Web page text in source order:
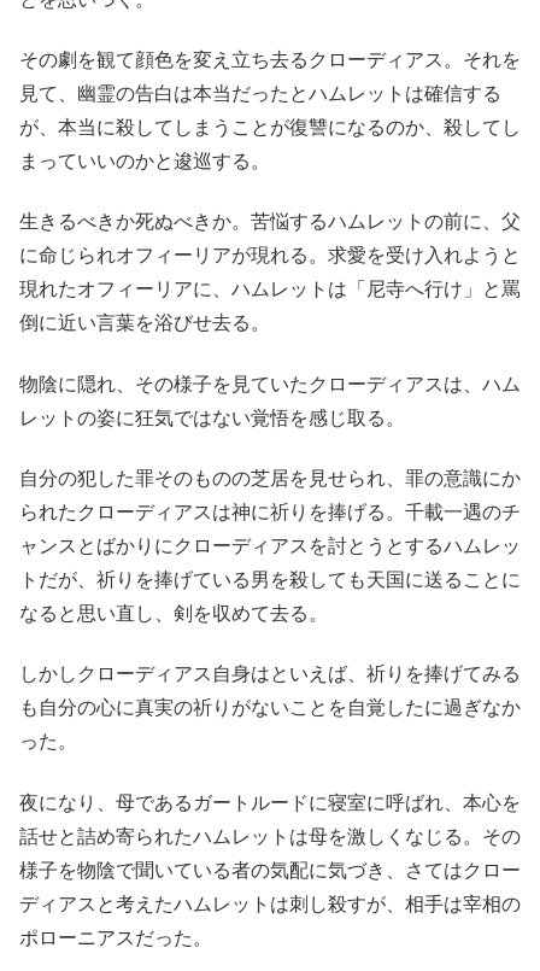
その劇を観て顔色を変え立ち去るクローディアス。それを
見て、幽霊の告白は本当だったとハムレットは確信する
が、本当に殺してしまうことが復讐になるのか、殺してし
まっていいのかと逡巡する。
生きるべきか死ぬべきか。苦悩するハムレットの前に、父
に命じられオフィーリアが現れる。求愛を受け入れようと
現れたオフィーリアに、ハムレットは「尼寺へ行け」と罵
倒に近い言葉を浴びせ去る。
物陰に隠れ、その様子を見ていたクローディアスは、ハム
レットの姿に狂気ではない覚悟を感じ取る。
自分の犯した罪そのものの芝居を見せられ、罪の意識にか
られたクローディアスは神に祈りを捧げる。千載一遇のチ
ャンスとばかりにクローディアスを討とうとするハムレッ
トだが、祈りを捧げている男を殺しても天国に送ることに
なると思い直し、剣を収めて去る。
しかしクローディアス自身はといえば、祈りを捧げてみる
も自分の心に真実の祈りがないことを自覚したに過ぎなか
った。
夜になり、母であるガートルードに寝室に呼ばれ、本心を
話せと詰め寄られたハムレットは母を激しくなじる。その
様子を物陰で聞いている者の気配に気づき、さてはクロー
ディアスと考えたハムレットは刺し殺すが、相手は宰相の
ポローニアスだった。